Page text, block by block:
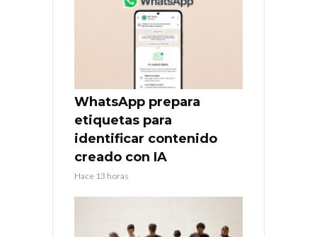
WhatsApp prepara
etiquetas para
identificar contenido
creado con IA
Hace 13 horas